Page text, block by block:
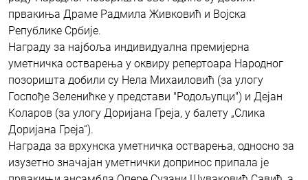
првакиња Драме Радмила Живковић и Војска
Републике Србије.
Награду за најбоља индивидуална премијерна
уметничка остварења у оквиру репертоара Народног
позоришта добили су Нела Михаиловић (за улогу
Госпође Зеленићке у представи "Родољупци") и Дејан
Коларов (за улогу Доријана Греја, у балету „Слика
Доријана Греја“).
Награда за врхунска уметничка остварења, односно за
изузетно значајан уметнички допринос припала је